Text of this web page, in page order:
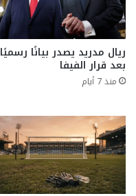
ريال مدريد يصدر بيانًا رسميًا
بعد قرار الفيفا
منذ 7 أيام